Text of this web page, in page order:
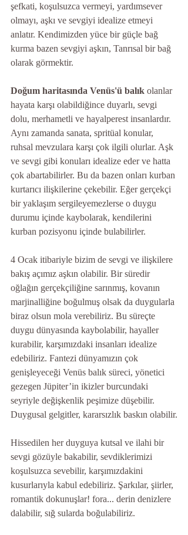
şefkati, koşulsuzca vermeyi, yardımsever
olmayı, aşkı ve sevgiyi idealize etmeyi
anlatır. Kendimizden yüce bir güçle bağ
kurma bazen sevgiyi aşkın, Tanrısal bir bağ
olarak görmektir.
Doğum haritasında Venüs'ü balık olanlar
hayata karşı olabildiğince duyarlı, sevgi
dolu, merhametli ve hayalperest insanlardır.
Aynı zamanda sanata, spritüal konular,
ruhsal mevzulara karşı çok ilgili olurlar. Aşk
ve sevgi gibi konuları idealize eder ve hatta
çok abartabilirler. Bu da bazen onları kurban
kurtarıcı ilişkilerine çekebilir. Eğer gerçekçi
bir yaklaşım sergileyemezlerse o duygu
durumu içinde kaybolarak, kendilerini
kurban pozisyonu içinde bulabilirler.
4 Ocak itibariyle bizim de sevgi ve ilişkilere
bakış açımız aşkın olabilir. Bir süredir
oğlağın gerçekçiliğine sarınmış, kovanın
marjinalliğine boğulmuş olsak da duygularla
biraz olsun mola verebiliriz. Bu süreçte
duygu dünyasında kaybolabilir, hayaller
kurabilir, karşımızdaki insanları idealize
edebiliriz. Fantezi dünyamızın çok
genişleyeceği Venüs balık süreci, yönetici
gezegen Jüpiter’in ikizler burcundaki
seyriyle değişkenlik peşimize düşebilir.
Duygusal gelgitler, kararsızlık baskın olabilir.
Hissedilen her duyguya kutsal ve ilahi bir
sevgi gözüyle bakabilir, sevdiklerimizi
koşulsuzca sevebilir, karşımızdakini
kusurlarıyla kabul edebiliriz. Şarkılar, şiirler,
romantik dokunuşlar! fora... derin denizlere
dalabilir, sığ sularda boğulabiliriz.